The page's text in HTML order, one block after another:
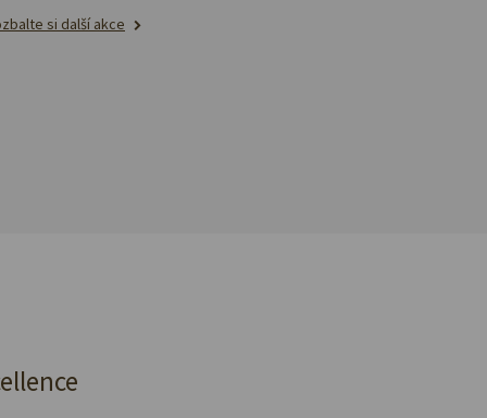
si další akce